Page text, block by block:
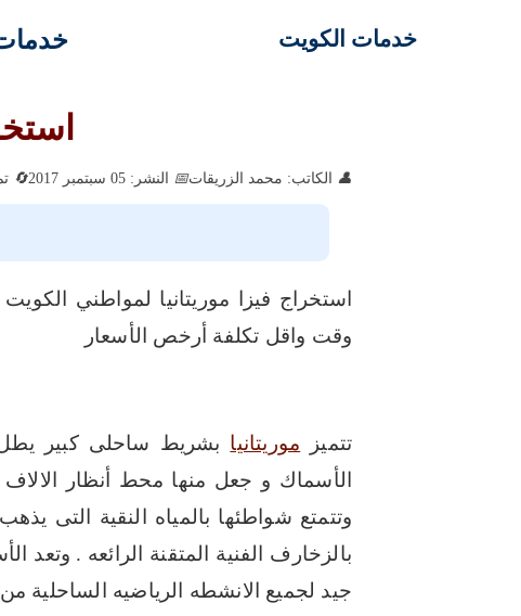
خدمات الكويت
الكاتب: محمد الزريقات النشر: 05 سبتمبر 2017
استخراج فيزا موريتانيا لمواطني الكويت
وقت واقل تكلفة أرخص الأسعار
تتميز موريتانيا بشريط ساحلى كبير
الأسماك و جعل منها محط أنظار
وتتمتع شواطئها بالمياه النقية التى
بالزخارف الفنية المتقنة الرائعه . وتعد
جيد لجميع الانشطه الرياضيه